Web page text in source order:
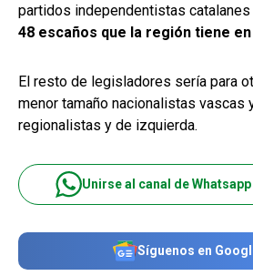
partidos independentistas catalanes
48 escaños que la región tiene
El resto de legisladores sería para
menor tamaño nacionalistas vascas
regionalistas y de izquierda.
Unirse al canal de
Síguenos en